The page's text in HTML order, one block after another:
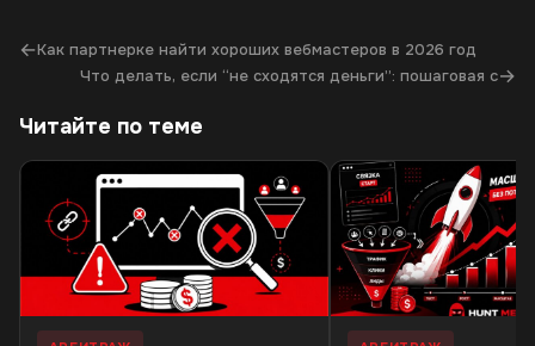
←Как партнерке найти хороших вебмастеров в 2026 год
Что делать, если “не сходятся деньги”: пошаговая с→
Читайте по теме